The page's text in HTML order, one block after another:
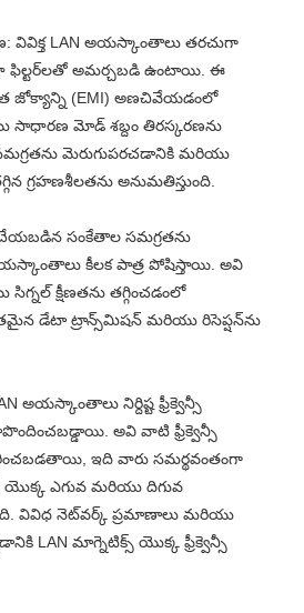
LAN అయస్కాంతాలు తరచుగా
అమర్చబడి ఉంటాయి. ఈ
జోక్యాన్ని (EMI) అణచివేయడంలో
మోడ్ శబ్దం తిరస్కరణను
మెరుగుపరచడానికి మరియు
గ్రహణశీలతను అనుమతిస్తుంది.
చేయబడిన సంకేతాల సమగ్రతను
కీలక పాత్ర పోషిస్తాయి. అవి
సిగ్నల్ క్షీణతను తగ్గించడంలో
డేటా ట్రాన్స్‌మిషన్ మరియు రిసెప్షన్‌ను
అయస్కాంతాలు నిర్దిష్ట ఫ్రీక్వెన్సీ
అవి వాటి ఫ్రీక్వెన్సీ
ఇది వారు సమర్థవంతంగా
యొక్క ఎగువ మరియు దిగువ
వివిధ నెట్‌వర్క్ ప్రమాణాలు మరియు
LAN మాగ్నెటిక్స్ యొక్క ఫ్రీక్వెన్సీ